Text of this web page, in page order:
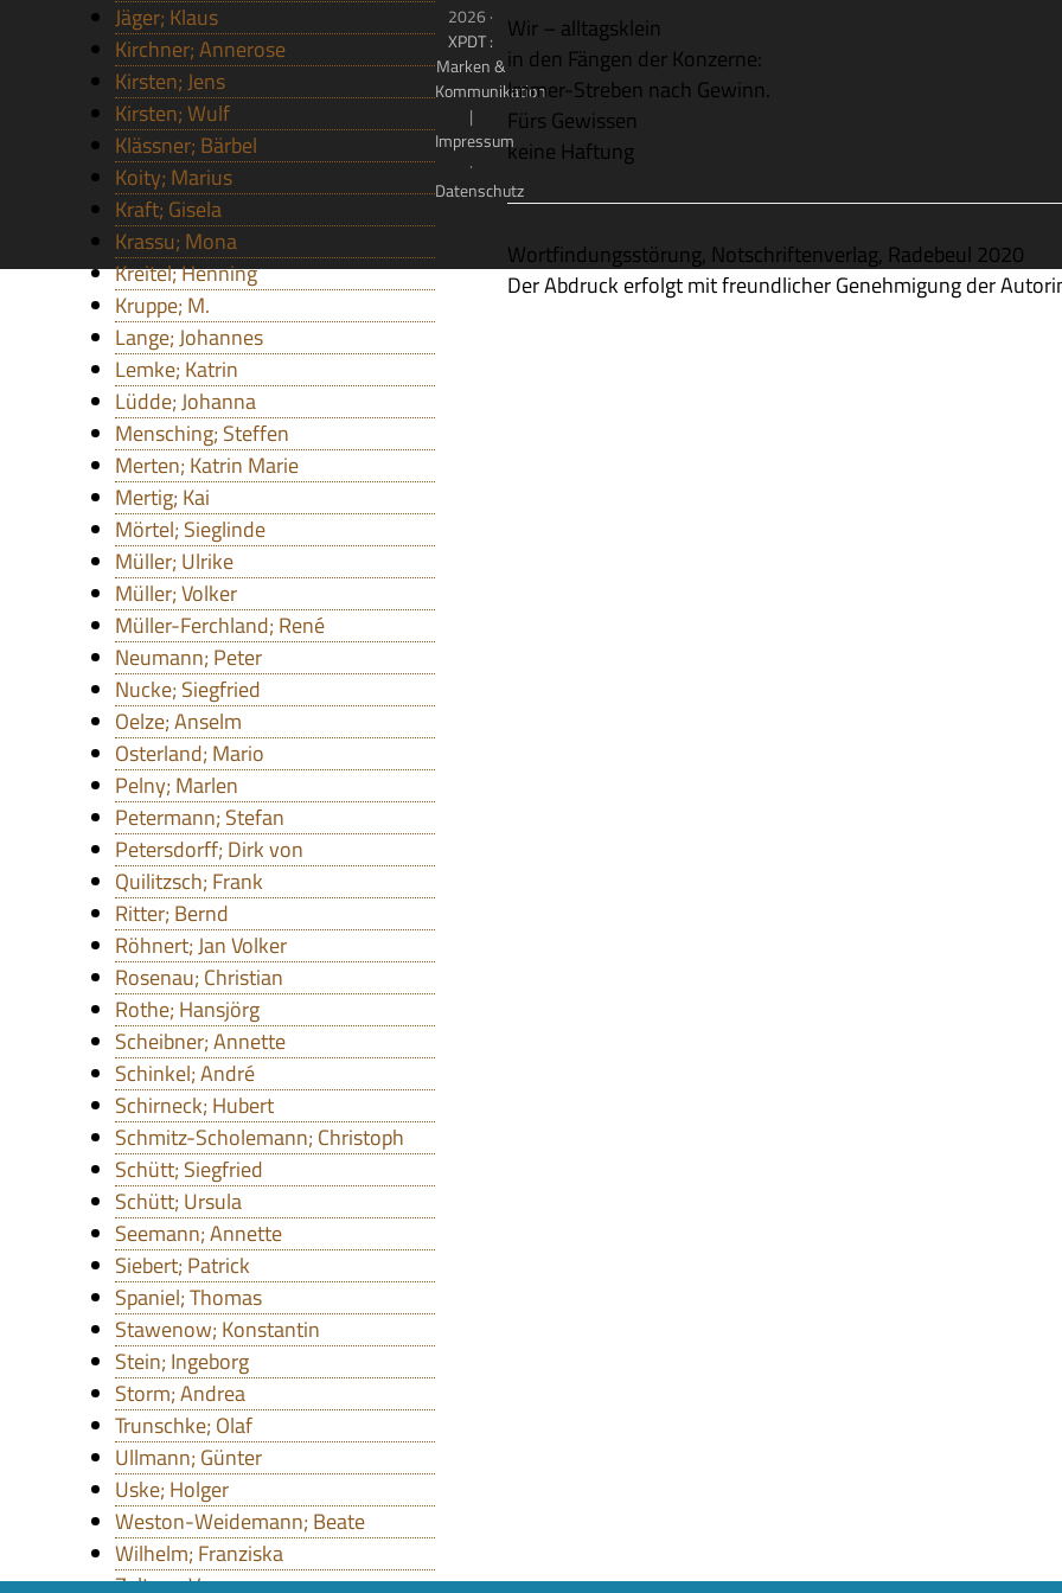
Wir – alltagsklein
in den Fän­gen der Konzerne:
Immer-Stre­ben nach Gewinn.
Fürs Gewissen
keine Haftung
Wort­fin­dungs­stö­rung, Not­schrif­ten­ver­lag, Rade­beul 2020
Der Abdruck erfolgt mit freund­li­cher Geneh­mi­gung der
Jäger; Klaus
Kirchner; Annerose
Kirsten; Jens
Kirsten; Wulf
Klässner; Bärbel
Koity; Marius
Kraft; Gisela
Krassu; Mona
Kreitel; Henning
Kruppe; M.
Lange; Johannes
Lemke; Katrin
Lüdde; Johanna
Mensching; Steffen
Merten; Katrin Marie
Mertig; Kai
Mörtel; Sieglinde
Müller; Ulrike
Müller; Volker
Müller-Ferchland; René
Neumann; Peter
Nucke; Siegfried
Oelze; Anselm
Osterland; Mario
Pelny; Marlen
Petermann; Stefan
Petersdorff; Dirk von
Quilitzsch; Frank
Ritter; Bernd
Röhnert; Jan Volker
Rosenau; Christian
Rothe; Hansjörg
Scheibner; Annette
Schinkel; André
Schirneck; Hubert
Schmitz-Scholemann; Christoph
Schütt; Siegfried
Schütt; Ursula
Seemann; Annette
Siebert; Patrick
Spaniel; Thomas
Stawenow; Konstantin
Stein; Ingeborg
Storm; Andrea
Trunschke; Olaf
Ullmann; Günter
Uske; Holger
Weston-Weidemann; Beate
Wilhelm; Franziska
Zeltner; Verena
2026 ·
XPDT :
Marken &
Kommunikation
|
Impressum
·
Datenschutz